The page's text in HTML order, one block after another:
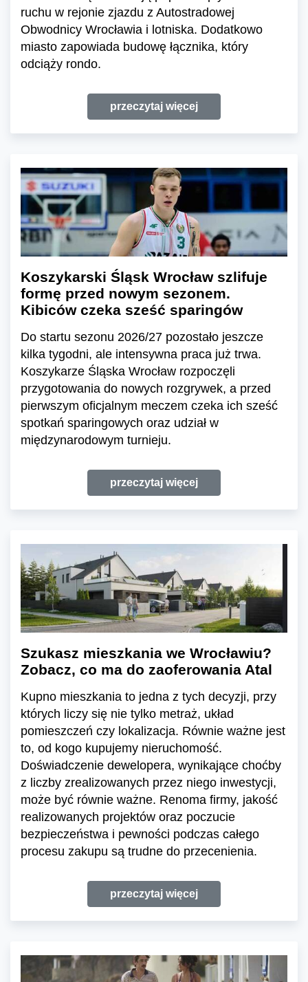
ruchu w rejonie zjazdu z Autostradowej
Obwodnicy Wrocławia i lotniska. Dodatkowo
miasto zapowiada budowę łącznika, który
odciąży rondo.
przeczytaj więcej
Koszykarski Śląsk Wrocław szlifuje
formę przed nowym sezonem.
Kibiców czeka sześć sparingów
Do startu sezonu 2026/27 pozostało jeszcze
kilka tygodni, ale intensywna praca już trwa.
Koszykarze Śląska Wrocław rozpoczęli
przygotowania do nowych rozgrywek, a przed
pierwszym oficjalnym meczem czeka ich sześć
spotkań sparingowych oraz udział w
międzynarodowym turnieju.
przeczytaj więcej
Szukasz mieszkania we Wrocławiu?
Zobacz, co ma do zaoferowania Atal
Kupno mieszkania to jedna z tych decyzji, przy
których liczy się nie tylko metraż, układ
pomieszczeń czy lokalizacja. Równie ważne jest
to, od kogo kupujemy nieruchomość.
Doświadczenie dewelopera, wynikające choćby
z liczby zrealizowanych przez niego inwestycji,
może być równie ważne. Renoma firmy, jakość
realizowanych projektów oraz poczucie
bezpieczeństwa i pewności podczas całego
procesu zakupu są trudne do przecenienia.
przeczytaj więcej